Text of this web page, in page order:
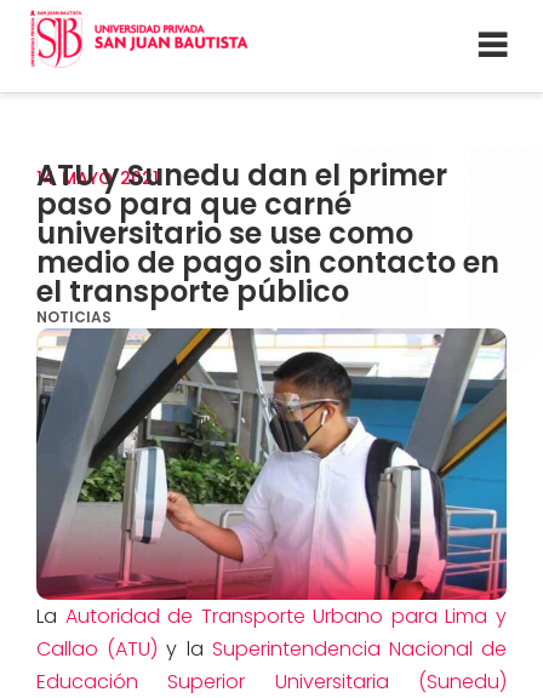
14 MAYO 2021
ATU y Sunedu dan el primer
paso para que carné
universitario se use como
medio de pago sin contacto en
el transporte público
NOTICIAS
La Autoridad de Transporte Urbano para Lima y
Callao (ATU) y la Superintendencia Nacional de
Educación Superior Universitaria (Sunedu)